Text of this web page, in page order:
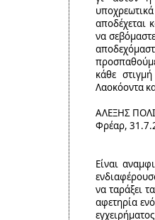
αποδέχεται
να
κάθε
Λαοκόοντα
ΑΛΕΞΗΣ
Φρέαρ,
Είναι
να ταράξει
αφετηρία